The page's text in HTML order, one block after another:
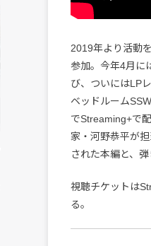
2019年より活動
参加。今年4月に
び、ついにはLP
ベッドルーム
でStreaming+で
家・河野恭平が
された本編と、
視聴チケットは
る。